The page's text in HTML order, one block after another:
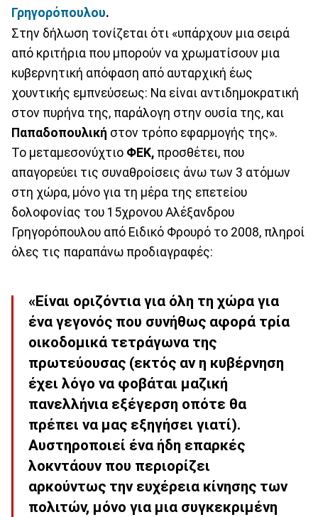
Γρηγορόπουλου.
Στην δήλωση τονίζεται ότι «υπάρχουν μια σειρά
από κριτήρια που μπορούν να χρωματίσουν μια
κυβερνητική απόφαση από αυταρχική έως
χουντικής εμπνεύσεως: Να είναι αντιδημοκρατική
στον πυρήνα της, παράλογη στην ουσία της, και
Παπαδοπουλική στον τρόπο εφαρμογής της».
Το μεταμεσονύχτιο ΦΕΚ, προσθέτει, που
απαγορεύει τις συναθροίσεις άνω των 3 ατόμων
στη χώρα, μόνο για τη μέρα της επετείου
δολοφονίας του 15χρονου Αλέξανδρου
Γρηγορόπουλου από Ειδικό Φρουρό το 2008, πληροί
όλες τις παραπάνω προδιαγραφές:
«Είναι οριζόντια για όλη τη χώρα για
ένα γεγονός που συνήθως αφορά τρία
οικοδομικά τετράγωνα της
πρωτεύουσας (εκτός αν η κυβέρνηση
έχει λόγο να φοβάται μαζική
πανελλήνια εξέγερση οπότε θα
πρέπει να μας εξηγήσει γιατί).
Αυστηροποιεί ένα ήδη επαρκές
λοκντάουν που περιορίζει
αρκούντως την ευχέρεια κίνησης των
πολιτών, μόνο για μια συγκεκριμένη